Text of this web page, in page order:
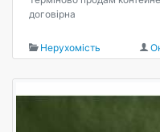
договірна
Нерухомість